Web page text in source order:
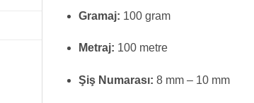
Gramaj: 100 gram
Metraj: 100 metre
Şiş Numarası: 8 mm – 10 mm